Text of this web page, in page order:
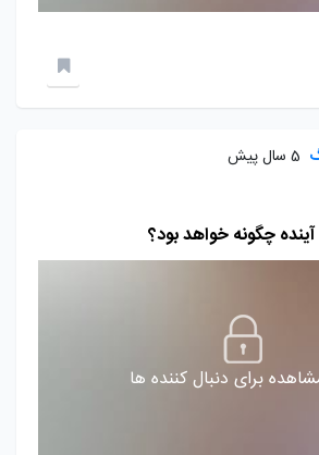
5 سال پیش
برای دنبال کننده ها